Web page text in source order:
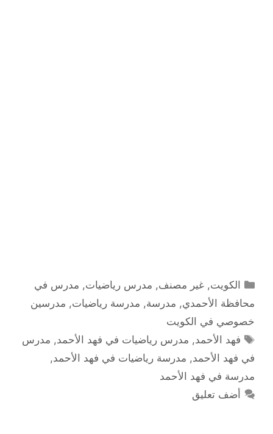
التصنيفات
الكويت,غير مصنف, مدرس رياضيات, مدرس في
محافظة الأحمدي, مدرسة, مدرسة رياضيات, مدرسين
خصوصي في الكويت
الوسوم
فهد الأحمد, مدرس رياضيات في فهد الأحمد, مدرس
في فهد الأحمد, مدرسة رياضيات في فهد الأحمد,
مدرسة في فهد الأحمد
أضف تعليق